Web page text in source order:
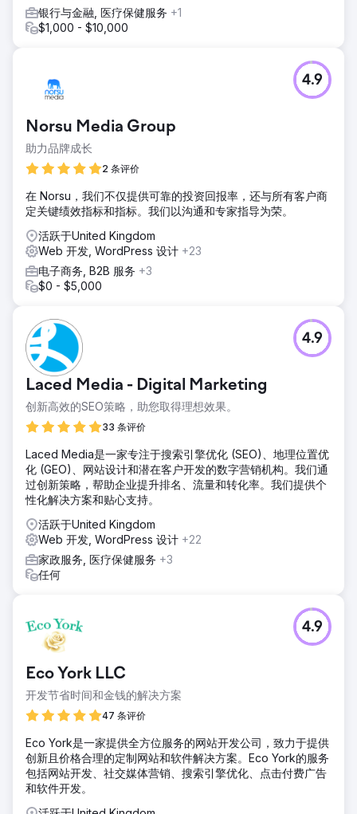
银行与金融, 医疗保健服务 +1
$1,000 - $10,000
Norsu Media Group
助力品牌成长
2 条评价
4.9
在 Norsu，我们不仅提供可靠的投资回报率，还与所有客户商
定关键绩效指标和指标。我们以沟通和专家指导为荣。
活跃于United Kingdom
Web 开发, WordPress 设计 +23
电子商务, B2B 服务 +3
$0 - $5,000
Laced Media - Digital Marketing
创新高效的SEO策略，助您取得理想效果。
33 条评价
4.9
Laced Media是一家专注于搜索引擎优化 (SEO)、地理位置优
化 (GEO)、网站设计和潜在客户开发的数字营销机构。我们通
过创新策略，帮助企业提升排名、流量和转化率。我们提供个
性化解决方案和贴心支持。
活跃于United Kingdom
Web 开发, WordPress 设计 +22
家政服务, 医疗保健服务 +3
任何
Eco York LLC
开发节省时间和金钱的解决方案
47 条评价
4.9
Eco York是一家提供全方位服务的网站开发公司，致力于提供
创新且价格合理的定制网站和软件解决方案。Eco York的服务
包括网站开发、社交媒体营销、搜索引擎优化、点击付费广告
和软件开发。